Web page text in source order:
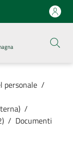
personale /
/
/ Documenti